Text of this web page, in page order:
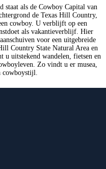
staat als de Cowboy Capital van
de Texas Hill Country,
cowboy. U verblijft op een
als vakantieverblijf. Hier
voor een uitgebreide
Country State Natural Area en
u uitstekend wandelen, fietsen en
Zo vindt u er musea,
cowboystijl.